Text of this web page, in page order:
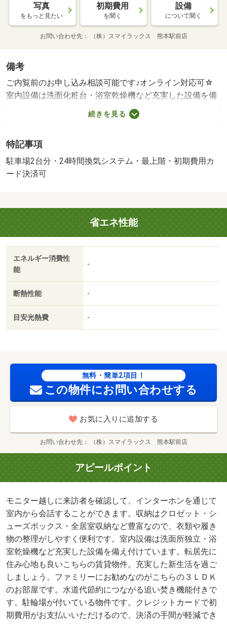
写真
をもっと見たい
初期費用
を聞く
設備
について聞く
お問い合わせ先 （株）スマイラックス 熊本駅前店
備考
ご内覧前のお申し込み相談可能です♪オンライン対応可☆
室内設備は洗面化粧台・浴室乾燥機など充実した設備を備
え付けています。収納はクロゼット・シューズボックス・
全居室収納など豊富なので、衣類や履き物の整理がしやす
しに確認できるので防犯対策として優れております。敷地
内の駐車場にも空きがあり、駐車可能です。簡単に温度管
理できるエアコン付きの物件。こちらの物件はシステムキ
部屋。住みやすい環境が嬉しい賃貸物件です。寒い季節も
安心の追い焚き機能付きです。・☆動植物園近く！駐車場
が２台無料でついてくる賃貸タウンハウス☆ゆめタウンは
ませんが近くお買い物に便利！パントリーやウォークイン
クローゼットなどクローゼットが多くたっぷり収納可能◎
貴重な都市ガス物件♪♪・バイク置場：有（無料）・駐輪
続きを見る
特記事項
駐車場2台分・24時間換気システム・最上階・初期費用カ
ード決済可
省エネ性能
エネルギー消費性
能
-
断熱性能 -
目安光熱費 -
無料・簡単2項目！
この物件にお問い合わせする
お気に入りに追加する
お問い合わせ先 （株）スマイラックス 熊本駅前店
アピールポイント
モニター越しに来訪者を確認して、インターホンを通じて
室内から会話することができます。収納はクロゼット・シ
ューズボックス・全居室収納など豊富なので、衣類や履き
物の整理がしやすく便利です。室内設備は洗面所独立・浴
室乾燥機など充実した設備を備え付けています。転居先に
住み心地も良いこちらの賃貸物件。充実した新生活を過ご
しましょう。ファミリーにお勧めなのがこちらの３ＬＤＫ
のお部屋です。水道代節約につながる追い焚き機能付きで
す。駐輪場が付いている物件です。クレジットカードで初
期費用がお支払いいただけるので、決済の手間が軽減でき